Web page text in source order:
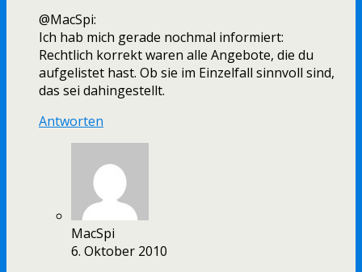
@MacSpi:
Ich hab mich gerade nochmal informiert:
Rechtlich korrekt waren alle Angebote, die du
aufgelistet hast. Ob sie im Einzelfall sinnvoll sind,
das sei dahingestellt.
Antworten
MacSpi
6. Oktober 2010